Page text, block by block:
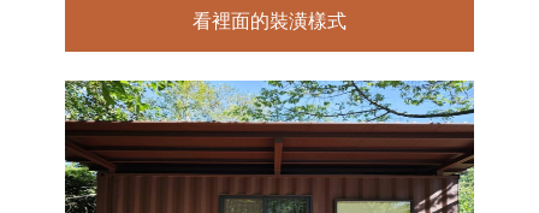
看裡面的裝潢樣式